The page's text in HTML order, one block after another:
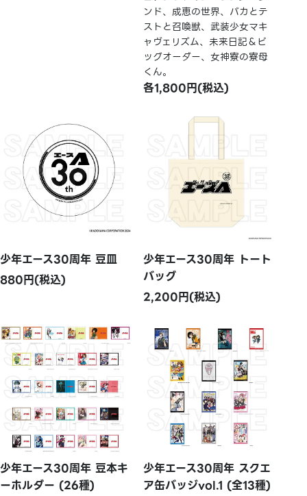
ンド、成恵の世界、バカとテ
ストと召喚獣、武装少女マキ
ャヴェリズム、未来日記＆ビ
ッグオーダー、女神寮の寮母
くん。
各1,800円(税込)
少年エース30周年 豆皿
880円(税込)
少年エース30周年 トート
バッグ
2,200円(税込)
少年エース30周年 豆本キ
ーホルダー (26種)
少年エース30周年 スクエ
ア缶バッジvol.1 (全13種)